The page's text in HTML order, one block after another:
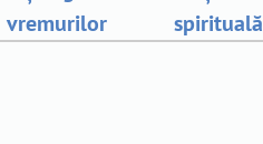
vremurilor
spirituală